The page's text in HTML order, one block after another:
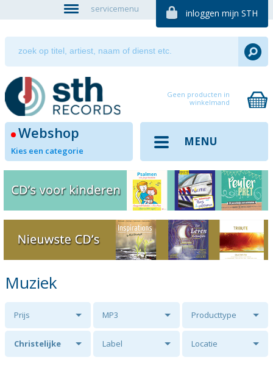
servicemenu inloggen mijn STH
Geen producten in
winkelmand
Webshop
Kies een categorie
MENU
Muziek
Prijs MP3 Producttype
Christelijke Label Locatie